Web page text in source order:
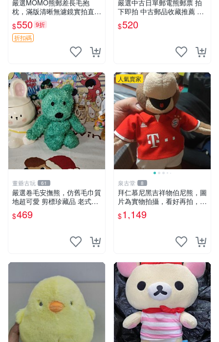
嚴選MOMO熊郵差長毛抱
枕，滿版清晰無濾鏡實拍直
銷。每周新品到貨，不容錯
過！ 郵差熊 長毛 抱枕
$550 9折
折扣碼
嚴選中古日單郵電熊郵票 拍
下即拍 中古郵品收藏推薦 郵
票 郵電熊 日本
$520
董爺古玩 61
嚴選卷毛安撫熊，仿舊毛巾質
地超可愛 剪標珍藏品 老式毛
巾質地 安撫熊 款式
$469
人氣賣家
泉古堂 8
拜仁慕尼黑吉祥物伯尼熊，圖
片為實物拍攝，看好再拍，不
退不換-187978
$1,149